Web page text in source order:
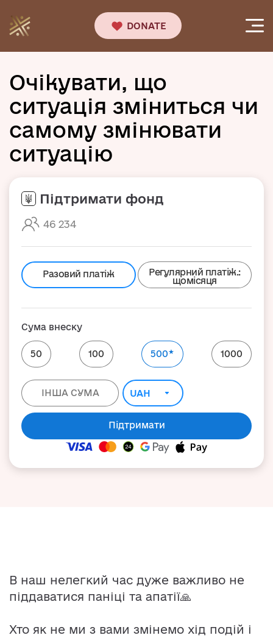
DONATE
Очікувати, що
ситуація зміниться чи
самому змінювати
ситуацію
Підтримати фонд
46 234
Разовий платіж
Регулярний платіж.:
щомісяця
Сума внеску
50 100 500★ 1000
Підтримати
В наш нелегкий час дуже важливо не
піддаватися паніці та апатії🙏
Хто як не ми з вами змінемо хід подій і